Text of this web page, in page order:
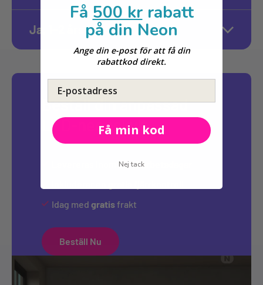
Ja, 1–2 års garanti
Beställ din anpassad
LED-neonskylt
10-12 arbetsdagar
Idag med gratisfrakt
Beställ Nu
Få 500 krrabatt
på din Neon
Ange din e-post för att få din
rabattkod direkt.
E-postadress
Få min kod
Nej tack